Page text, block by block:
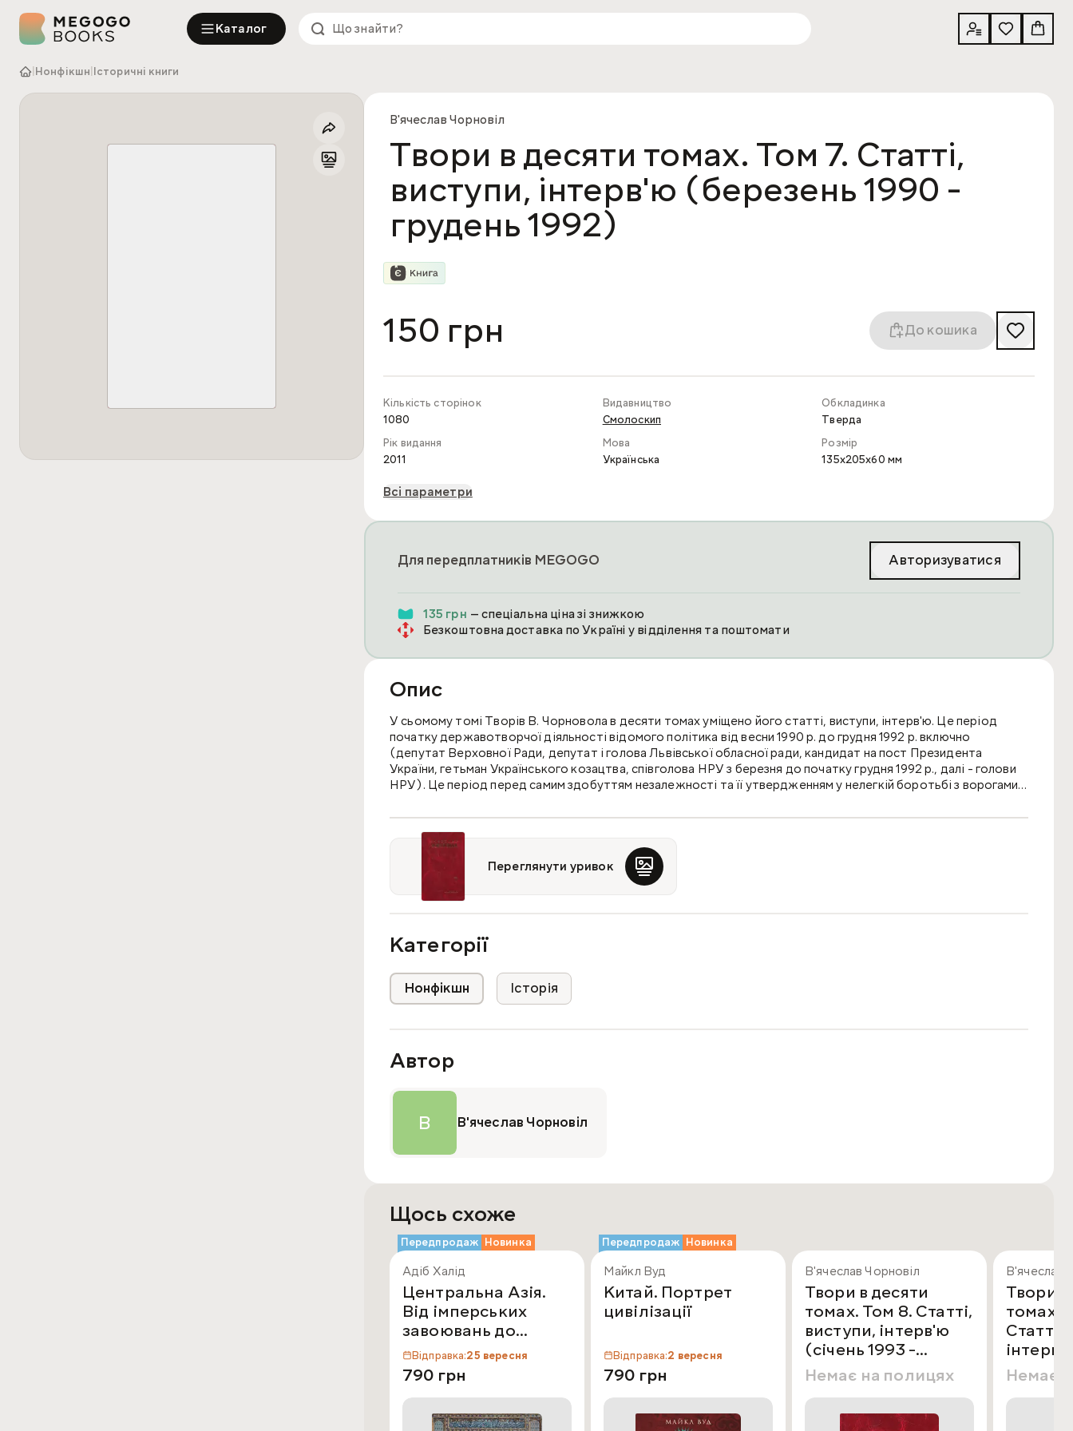
Каталог
Нонфікшн Історичні книги
В'ячеслав Чорновіл
Твори в десяти томах. Том 7. Статті,
виступи, інтерв'ю (березень 1990 -
грудень 1992)
150 грн До кошика
Кількість сторінок
1080
Видавництво
Смолоскип
Обкладинка
Тверда
Рік видання
2011
Мова
Українська
Розмір
135x205x60 мм
Всі параметри
Для передплатників MEGOGO Авторизуватися
135 грн — спеціальна ціна зі знижкою
Безкоштовна доставка по Україні у відділення та поштомати
Опис
У сьомому томі Творів В. Чорновола в десяти томах уміщено його статті, виступи, інтерв'ю. Це період
початку державотворчої діяльно­сті відомого політика від весни 1990 р. до грудня 1992 р. включно
(депутат Верховної Ради, депутат і голова Львівської обласної ради, кандидат на пост Президента
України, гетьман Українського козацтва, співголова НРУ з березня до початку грудня 1992 р., далі - голови
НРУ). Це період перед самим здобуттям незалежності та її утверджен­ням у нелегкій боротьбі з ворогами
Дослідники знайдуть у книзі цінні матеріали як про діяльність Чорновола, так і про будівництво нашої
держави, що взаємозв'язане.
Переглянути уривок
Категорії
Нонфікшн Історія
Автор
В В'ячеслав Чорновіл
Щось схоже
Передпродаж Новинка
Адіб Халід
Центральна Азія.
Від імперських
завоювань до
сьогодення
Відправка:25 вересня
790 грн
Передпродаж Новинка
Майкл Вуд
Китай. Портрет
цивілізації
Відправка:2 вересня
790 грн
В'ячеслав Чорновіл
Твори в десяти
томах. Том 8. Статті,
виступи, інтерв'ю
(січень 1993 -
грудень 1995)
Немає на полицях
В'ячеслав
Твори
томах.
Статті,
1998 -
1999)
Немає